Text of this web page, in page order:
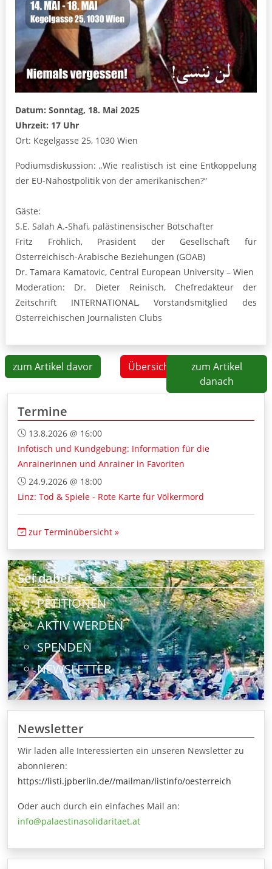
Datum: Sonntag, 18. Mai 2025
Uhrzeit: 17 Uhr
Ort: Kegelgasse 25, 1030 Wien
Podiumsdiskussion: „Wie realistisch ist eine Entkoppelung
der EU-Nahostpolitik von der amerikanischen?“
Gäste:
S.E. Salah A.-Shafi, palästinensischer Botschafter
Fritz Fröhlich, Präsident der Gesellschaft für
Österreichisch-Arabische Beziehungen (GÖAB)
Dr. Tamara Kamatovic, Central European University – Wien
Moderation: Dr. Dieter Reinisch, Chefredakteur der
Zeitschrift INTERNATIONAL, Vorstandsmitglied des
Österreichischen Journalisten Clubs
zum Artikel davor Übersicht
zum Artikel
danach
Termine
13.8.2026 @ 16:00
Infotisch und Kundgebung: Information für die
Anrainerinnen und Anrainer in Favoriten
24.9.2026 @ 18:00
Linz: Tod & Spiele - Rote Karte für Völkermord
zur Terminübersicht »
Sei dabei
PETITIONEN
AKTIV WERDEN
SPENDEN
NEWSLETTER
Newsletter
Wir laden alle Interessierten ein unseren Newsletter zu
abonnieren:
https://listi.jpberlin.de//mailman/listinfo/oesterreich
Oder auch durch ein einfaches Mail an:
info@palaestinasolidaritaet.at